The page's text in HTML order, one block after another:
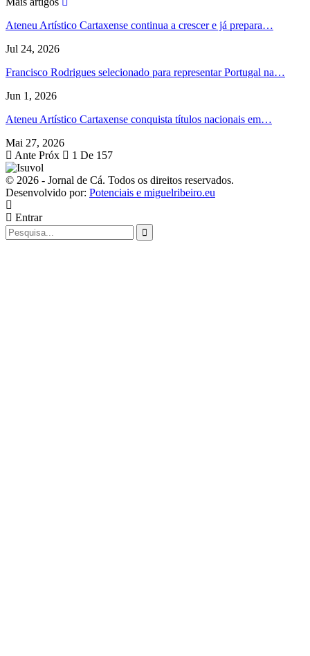
Ateneu Artístico Cartaxense continua a crescer e já prepara…
Jul 24, 2026
Francisco Rodrigues selecionado para representar Portugal na…
Jun 1, 2026
Ateneu Artístico Cartaxense conquista títulos nacionais em…
Mai 27, 2026
Ante Próx 1 De 157
© 2026 - Jornal de Cá. Todos os direitos reservados.
Desenvolvido por: Potenciais e miguelribeiro.eu
Entrar